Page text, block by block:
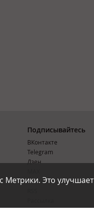
Метрики. Это улучшает
Подписывайтесь
ВКонтакте
Telegram
Дзен
Тwitter